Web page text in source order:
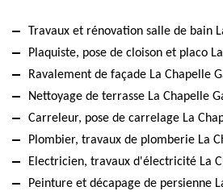
Travaux et rénovation salle de bain
Plaquiste, pose de cloison et placo
Ravalement de façade La Chapelle
Nettoyage de terrasse La Chapelle
Carreleur, pose de carrelage La
Plombier, travaux de plomberie La
Electricien, travaux d'électricité La
Peinture et décapage de persienne